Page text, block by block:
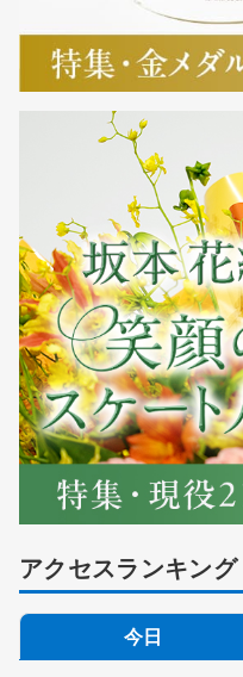
アクセスランキング
今日